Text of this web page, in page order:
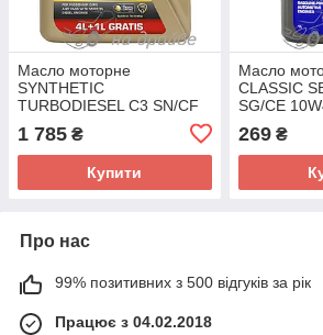
Масло моторне
SYNTHETIC
TURBODIESEL C3 SN/CF
1 785 ₴
Купити
Масло
CLASSIC
SG/CE
269₴
Про нас
99% позитивних з 500 відгуків за рік
Працює з 04.02.2018